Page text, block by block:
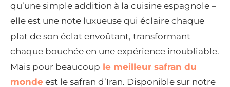
qu’une simple addition à la cuisine espagnole –
elle est une note luxueuse qui éclaire chaque
plat de son éclat envoûtant, transformant
chaque bouchée en une expérience inoubliable.
Mais pour beaucoup le meilleur safran du
monde est le safran d’Iran. Disponible sur notre